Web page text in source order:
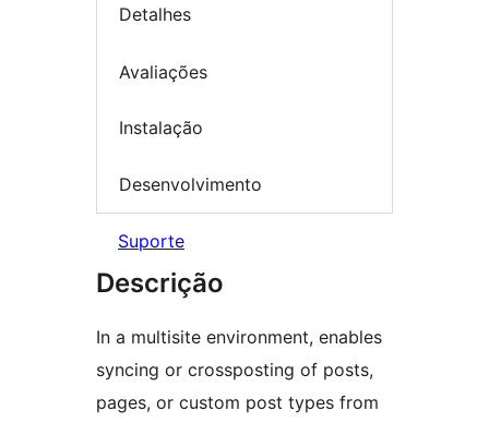
Detalhes
Avaliações
Instalação
Desenvolvimento
Suporte
Descrição
In a multisite environment, enables
syncing or crossposting of posts,
pages, or custom post types from